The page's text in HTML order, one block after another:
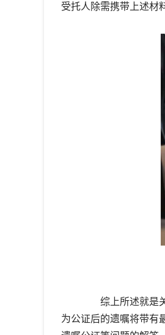
受托人除需携带上述材
综上所述就是关
为公证后的遗嘱将带有